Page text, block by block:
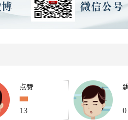
点赞
13 0